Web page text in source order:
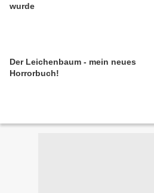
wurde
Der Leichenbaum - mein neues
Horrorbuch!